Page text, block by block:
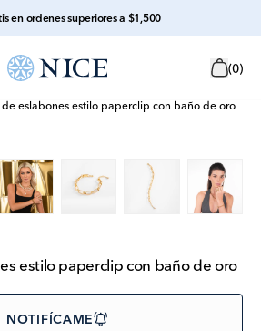
en ordenes superiores a $1,500
(0)
de eslabones estilo paperclip con baño de oro
estilo paperclip con baño de oro
NOTIFÍCAME